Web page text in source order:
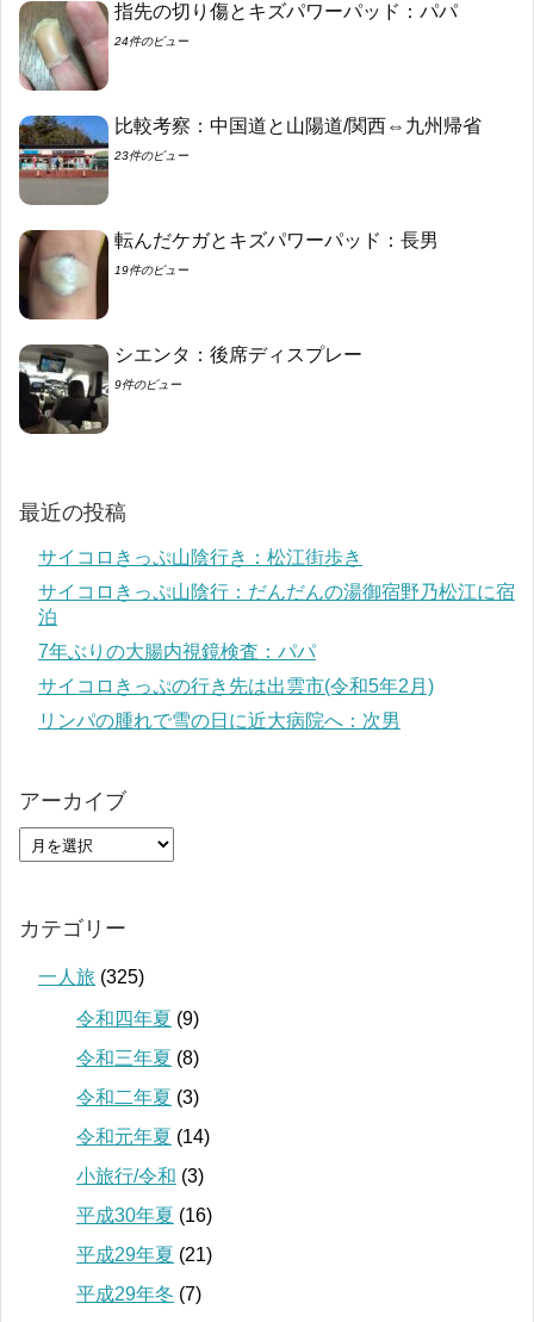
指先の切り傷とキズパワーパッド：パパ
24件のビュー
比較考察：中国道と山陽道/関西⇔九州帰省
23件のビュー
転んだケガとキズパワーパッド：長男
19件のビュー
シエンタ：後席ディスプレー
9件のビュー
最近の投稿
サイコロきっぷ山陰行き：松江街歩き
サイコロきっぷ山陰行：だんだんの湯御宿野乃松江に宿
泊
7年ぶりの大腸内視鏡検査：パパ
サイコロきっぷの行き先は出雲市(令和5年2月)
リンパの腫れで雪の日に近大病院へ：次男
アーカイブ
カテゴリー
一人旅 (325)
令和四年夏 (9)
令和三年夏 (8)
令和二年夏 (3)
令和元年夏 (14)
小旅行/令和 (3)
平成30年夏 (16)
平成29年夏 (21)
平成29年冬 (7)